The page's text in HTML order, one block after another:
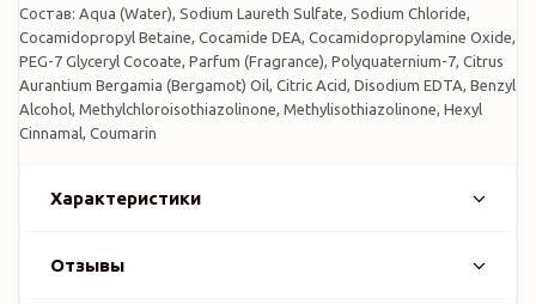
Состав: Aqua (Water), Sodium Laureth Sulfate, Sodium Chloride,
Cocamidopropyl Betaine, Cocamide DEA, Cocamidopropylamine Oxide,
PEG-7 Glyceryl Cocoate, Parfum (Fragrance), Polyquaternium-7, Citrus
Aurantium Bergamia (Bergamot) Oil, Citric Acid, Disodium EDTA, Benzyl
Alcohol, Methylchloroisothiazolinone, Methylisothiazolinone, Hexyl
Cinnamal, Coumarin
Характеристики
Отзывы